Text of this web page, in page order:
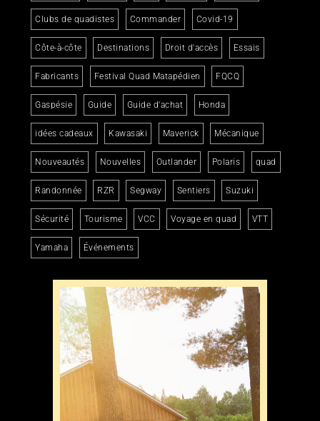
Clubs de quadistes Commander Covid-19
Côte-à-côte Destinations Droit d'accès Essais
Fabricants Festival Quad Matapédien FQCQ
Gaspésie Guide Guide d'achat Honda
idées cadeaux Kawasaki Maverick Mécanique
Nouveautés Nouvelles Outlander Polaris quad
Randonnée RZR Segway Sentiers Suzuki
Sécurité Tourisme VCC Voyage en quad VTT
Yamaha Événements